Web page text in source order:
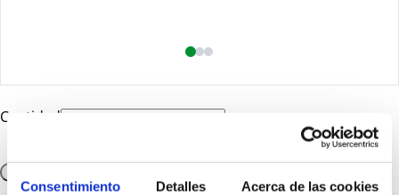
Consentimiento Detalles Acerca de las cookies
Cantidad